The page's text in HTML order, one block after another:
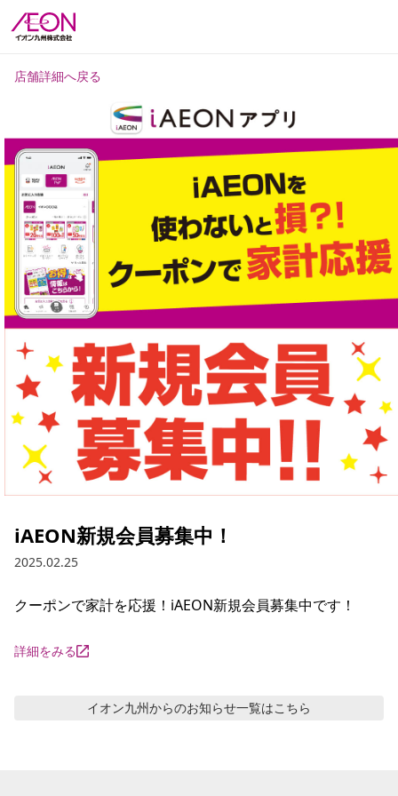
店舗詳細へ戻る
iAEON新規会員募集中！
2025.02.25
クーポンで家計を応援！iAEON新規会員募集中です！
詳細をみる
イオン九州からのお知らせ一覧はこちら